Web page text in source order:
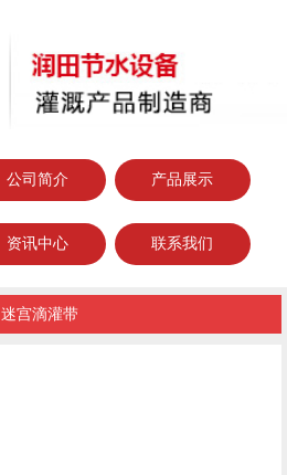
公司简介 产品展示
资讯中心 联系我们
迷宫滴灌带